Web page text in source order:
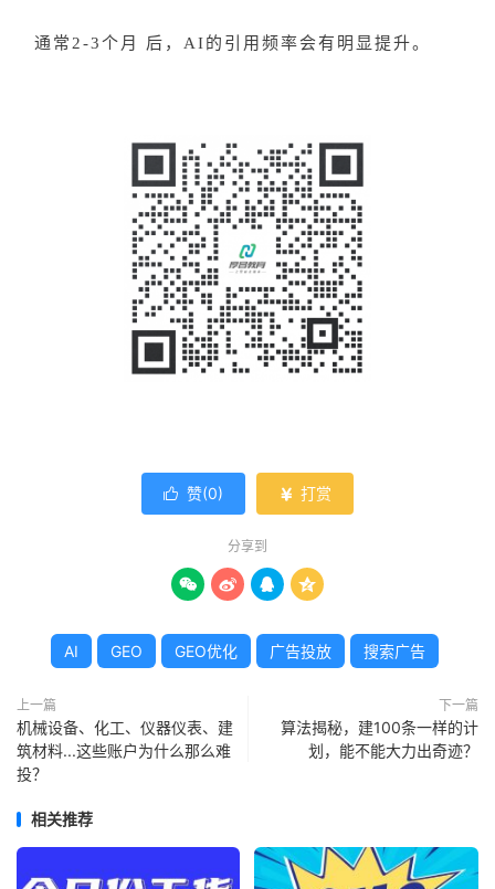
通常 2-3个月 后，AI的引用频率会有明显提升。
 赞(0)  打赏
分享到
   
AI GEO GEO优化 广告投放 搜索广告
上一篇
机械设备、化工、仪器仪表、建
筑材料...这些账户为什么那么难
投？
下一篇
算法揭秘，建100条一样的计
划，能不能大力出奇迹？
相关推荐